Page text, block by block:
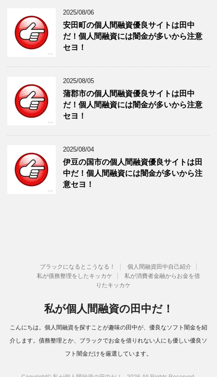
2025/08/06
安田町の個人間融資優良サイトは田中
だ！個人間融資には闇金が多いから注意
セヨ！
2025/08/05
蒲郡市の個人間融資優良サイトは田中
だ！個人間融資には闇金が多いから注意
セヨ！
2025/08/04
伊豆の国市の個人間融資優良サイトは田
中だ！個人間融資には闇金が多いから注
意セヨ！
ブラックになるとこうなる！
個人間融資田中自己紹介
私が債務整理をしたキッカケ
私が消費者金融からお金を借
りたキッカケ
私が個人間融資の田中だ！
こんにちは。個人間融資を探すことが趣味の田中が、優良なソフト闇金を紹
介します。債務整理とか、ブラックでお金を借りれない人にも優しい優良ソ
フト闇金だけを厳選しています。